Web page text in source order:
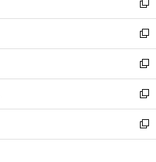
く
で
開
く
ド
ウ
で
開
く
ィ
ン
ド
ウ
で
開
く
い
ウ
ィ
ン
ド
ウ
で
開
く
新
し
い
ウ
ィ
ン
ド
ウ
で
開
新
し
い
ウ
ィ
ン
ド
ウ
新
し
い
ウ
ィ
ン
新
し
い
ウ
新
し